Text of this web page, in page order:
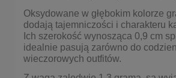
Oksydowane w głębokim kolorze
dodają tajemniczości i charakteru
Ich szerokość wynosząca 0,9 cm
idealnie pasują zarówno do
wieczorowych outfitów.